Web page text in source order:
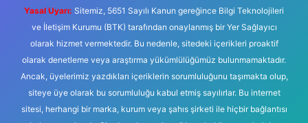
Yasal Uyarı: Sitemiz, 5651 Sayılı Kanun gereğince Bilgi Teknolojileri
ve İletişim Kurumu (BTK) tarafından onaylanmış bir Yer Sağlayıcı
olarak hizmet vermektedir. Bu nedenle, sitedeki içerikleri proaktif
olarak denetleme veya araştırma yükümlülüğümüz bulunmamaktadır.
Ancak, üyelerimiz yazdıkları içeriklerin sorumluluğunu taşımakta olup,
siteye üye olarak bu sorumluluğu kabul etmiş sayılırlar. Bu internet
sitesi, herhangi bir marka, kurum veya şahıs şirketi ile hiçbir bağlantısı